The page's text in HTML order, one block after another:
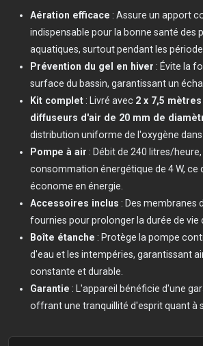
Aération efficace : Assure un apport
indispensable pour la bonne santé des
aquatiques, surtout pendant les
Prévention du gel en hiver : Évite la
surface du bassin, garantissant un
Kit complet : Livré avec 2 x 7,5
diffuseurs d'air de 20 mm de
distribution uniforme de l'oxygène
Pompe à air : Débit de 240 litres/
consommation énergétique de 4 W, ce
économe en énergie.
Accessoires inclus : Des membranes
fournies pour prolonger la durée de vie
Boîte étanche : Protège la pompe
d'eau et les intempéries, garantissant
constante et durable.
Garantie : L'appareil bénéficie d'une
offrant une tranquillité d'esprit quant à